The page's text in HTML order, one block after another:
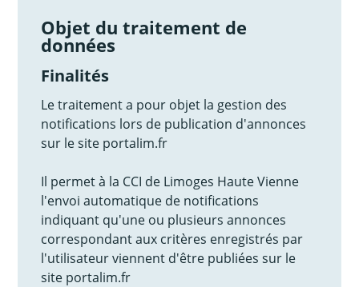
Objet du traitement de
données
Finalités
Le traitement a pour objet la gestion des
notifications lors de publication d'annonces
sur le site portalim.fr
Il permet à la CCI de Limoges Haute Vienne
l'envoi automatique de notifications
indiquant qu'une ou plusieurs annonces
correspondant aux critères enregistrés par
l'utilisateur viennent d'être publiées sur le
site portalim.fr